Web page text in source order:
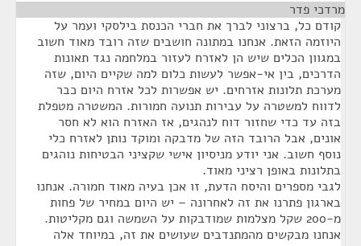
מרדכי פדר
קודם כל, ברצוני לברך את חברי הכנסת בילסקי ועמר על
היוזמה הזאת. אנחנו במתונה חושבים שזה רובד מאוד חשוב
במגוון הכלים שיש הן לאזרח לעזור במלחמה נגד תאונות
הדרכים, בין אי-אפשר לעשות כלום למה שקיים היום, שזה
מערכת תלונות אזרחים. יש אפשרות לכל אזרח היום כבר
לדווח למשטרה על עבירות תנועה חמורות. המשטרה מטפלת
בזה עד כדי שחזור דוח לנהגים, אז האזרח הוא לא חסר
אונים, אבל הרובד הזה של מדבקה ומוקד נותן לאזרח כלי
נוסף חשוב. אני יודע מניסיון אישי שקציני הבטיחות נוהגים
בתלונות באופן רציני מאוד.
לגבי מספרים והיסח הדעת, זו אכן בעיה מאוד חמורה. אנחנו
בארגון פתרנו את זה לאחרונה – יש היום במחיר של פחות
מ-200 שקל מצלמות שמודבקות על השמשה וגם מקליטות.
אנחנו מבקשים מהמתנדבים שעושים את זה, במיוחד אלה